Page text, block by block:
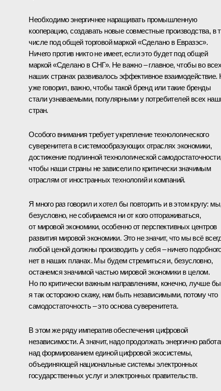
Необходимо энергичнее наращивать промышленную
кооперацию, создавать новые совместные производства, в
числе под общей торговой маркой «Сделано в Евразэс».
Ничего против никто не имеет, если это будет под общей
маркой «Сделано в СНГ». Не важно – главное, чтобы во
наших странах развивалось эффективное взаимодействие.
уже говорил, важно, чтобы такой бренд или такие бренды
стали узнаваемыми, популярными у потребителей всех
стран.
Особого внимания требует укрепление технологического
суверенитета в системообразующих отраслях экономики,
достижение подлинной технологической
чтобы наши страны не зависели по критически значимым
отраслям от иностранных технологий и компаний.
Я много раз говорил и хотел бы повторить и в этом кругу:
безусловно, не собираемся ни от кого отгораживаться,
от мировой экономики, особенно от перспективных центров
развития мировой экономики. Это не значит, что мы всё
любой ценой должны производить у себя – ничего
нет в наших планах. Мы будем стремиться и, безусловно,
останемся значимой частью мировой экономики в целом.
Но по критически важным направлениям, конечно, лучше
я так осторожно скажу, нам быть независимыми, потому что
самодостаточность – это основа суверенитета.
В этом же ряду императив обеспечения цифровой
независимости. А значит, надо продолжать энергично
над формированием единой цифровой экосистемы,
объединяющей национальные системы электронных
государственных услуг и электронных правительств.